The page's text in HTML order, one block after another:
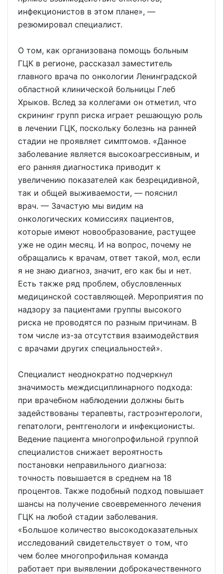
инфекционистов в этом плане», —
резюмировал специалист.
О том, как организована помощь больным
ГЦК в регионе, рассказал заместитель
главного врача по онкологии Ленинградской
областной клинической больницы Глеб
Хрыков. Вслед за коллегами он отметил, что
скрининг групп риска играет решающую роль
в лечении ГЦК, поскольку болезнь на ранней
стадии не проявляет симптомов. «Данное
заболевание является высокоагрессивным, и
его ранняя диагностика приводит к
увеличению показателей как безрецидивной,
так и общей выживаемости, — пояснил
врач. — Зачастую мы видим на
онкологических комиссиях пациентов,
которые имеют новообразование, растущее
уже не один месяц. И на вопрос, почему не
обращались к врачам, ответ такой, мол, если
я не знаю диагноз, значит, его как бы и нет.
Есть также ряд проблем, обусловленных
медицинской составляющей. Мероприятия по
надзору за пациентами группы высокого
риска не проводятся по разным причинам. В
том числе из-за отсутствия взаимодействия
с врачами других специальностей».
Специалист неоднократно подчеркнул
значимость междисциплинарного подхода:
при врачебном наблюдении должны быть
задействованы терапевты, гастроэнтерологи,
гепатологи, рентгенологи и инфекционисты.
Ведение пациента многопрофильной группой
специалистов снижает вероятность
постановки неправильного диагноза:
точность повышается в среднем на 18
процентов. Также подобный подход повышает
шансы на получение своевременного лечения
ГЦК на любой стадии заболевания.
«Большое количество высокодоказательных
исследований свидетельствует о том, что
чем более многопрофильная команда
работает при выявлении доброкачественного